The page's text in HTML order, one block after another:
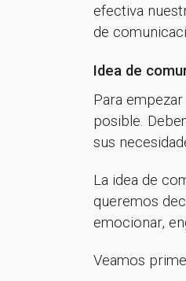
efectiva
de
Idea de
Para
posible.
sus
La idea de
queremos
emocionar,
Veamos